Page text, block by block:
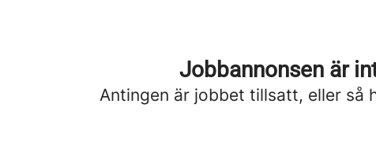
Jobbannonsen är
Antingen är jobbet tillsatt, eller så